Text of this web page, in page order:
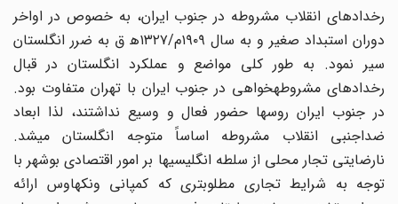
رخدادهای انقلاب مشروطه در جنوب ایران، به خصوص در اواخر
دوران استبداد صغیر و به سال ۱۹۰۹م/۱۳۲۷ه‍ ق به ضرر انگلستان
سیر نمود. به طور کلی مواضع و عملکرد انگلستان در قبال
رخدادهای مشروطهخواهی در جنوب ایران با تهران متفاوت بود.
در جنوب ایران روسها حضور فعال و وسیع نداشتند، لذا ابعاد
ضداجنبی انقلاب مشروطه اساساً متوجه انگلستان میشد.
نارضایتی تجار محلی از سلطه انگلیسیها بر امور اقتصادی بوشهر با
توجه به شرایط تجاری مطلوبتری که کمپانی ونکهاوس ارائه